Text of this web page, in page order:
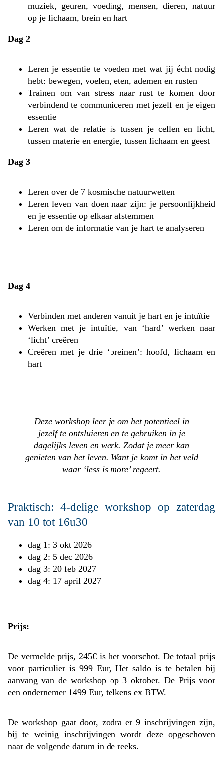
muziek, geuren, voeding, mensen, dieren, natuur
op je lichaam, brein en hart
Dag 2
Leren je essentie te voeden met wat jij écht nodig
hebt: bewegen, voelen, eten, ademen en rusten
Trainen om van stress naar rust te komen door
verbindend te communiceren met jezelf en je eigen
essentie
Leren wat de relatie is tussen je cellen en licht,
tussen materie en energie, tussen lichaam en geest
Dag 3
Leren over de 7 kosmische natuurwetten
Leren leven van doen naar zijn: je persoonlijkheid
en je essentie op elkaar afstemmen
Leren om de informatie van je hart te analyseren
Dag 4
Verbinden met anderen vanuit je hart en je intuïtie
Werken met je intuïtie, van ‘hard’ werken naar
‘licht’ creëren
Creëren met je drie ‘breinen’: hoofd, lichaam en
hart
Deze workshop leer je om het potentieel in
jezelf te ontsluieren en te gebruiken in je
dagelijks leven en werk. Zodat je meer kan
genieten van het leven. Want je komt in het veld
waar ‘less is more’ regeert.
Praktisch: 4-delige workshop op zaterdag
van 10 tot 16u30
dag 1: 3 okt 2026
dag 2: 5 dec 2026
dag 3: 20 feb 2027
dag 4: 17 april 2027
Prijs:
De vermelde prijs, 245€ is het voorschot. De totaal prijs
voor particulier is 999 Eur, Het saldo is te betalen bij
aanvang van de workshop op 3 oktober. De Prijs voor
een ondernemer 1499 Eur, telkens ex BTW.
De workshop gaat door, zodra er 9 inschrijvingen zijn,
bij te weinig inschrijvingen wordt deze opgeschoven
naar de volgende datum in de reeks.